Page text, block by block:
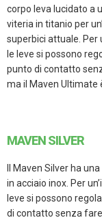
corpo leva lucidato a
viteria in titanio per
superbici attuale. Per
le leve si possono
punto di contatto
ma il Maven Ultimate
MAVEN SILVER
Il Maven Silver ha
in acciaio inox. Per
leve si possono
di contatto senza